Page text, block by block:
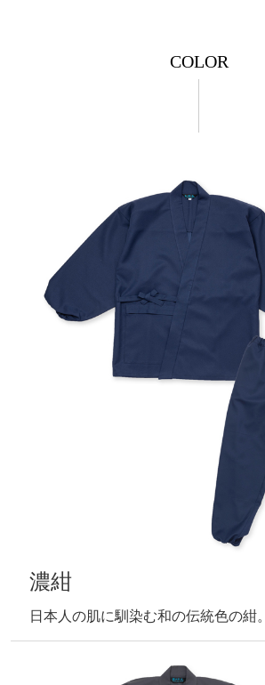
COLOR
濃紺
日本人の肌に馴染む和の伝統色の紺。